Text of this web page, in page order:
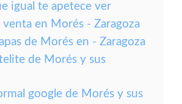
igual te apetece ver
venta en Morés - Zaragoza
de Morés en - Zaragoza
de Morés y sus
google de Morés y sus